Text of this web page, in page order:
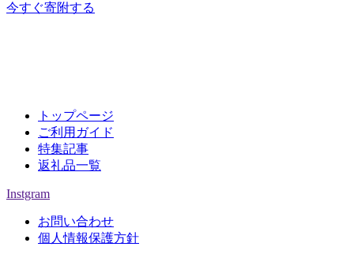
今すぐ寄附する
トップページ
ご利用ガイド
特集記事
返礼品一覧
Instgram
お問い合わせ
個人情報保護方針